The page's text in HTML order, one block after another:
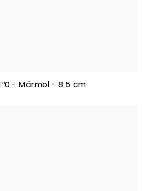
- Mármol - 8,5 cm